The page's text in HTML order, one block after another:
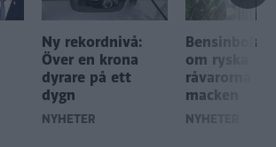
Ny rekordnivå:
Över en krona
dyrare på ett
dygn
NYHETER
om ryska
råvarorna på
macken
NYHETER